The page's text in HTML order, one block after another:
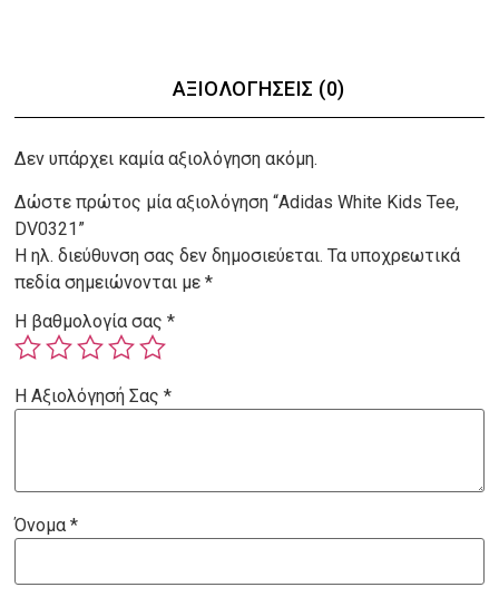
ΑΞΙΟΛΟΓΉΣΕΙΣ (0)
Δεν υπάρχει καμία αξιολόγηση ακόμη.
Δώστε πρώτος μία αξιολόγηση “Adidas White Kids Tee,
DV0321”
Η ηλ. διεύθυνση σας δεν δημοσιεύεται. Τα υποχρεωτικά
πεδία σημειώνονται με*
Η βαθμολογία σας*
Η Αξιολόγησή Σας*
Όνομα*